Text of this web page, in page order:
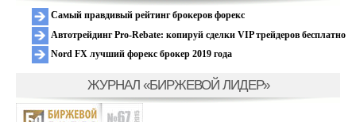
Самый правдивый рейтинг брокеров форекс
Автотрейдинг Pro-Rebate: копируй сделки VIP трейдеров бесплатно
Nord FX лучший форекс брокер 2019 года
ЖУРНАЛ «БИРЖЕВОЙ ЛИДЕР»